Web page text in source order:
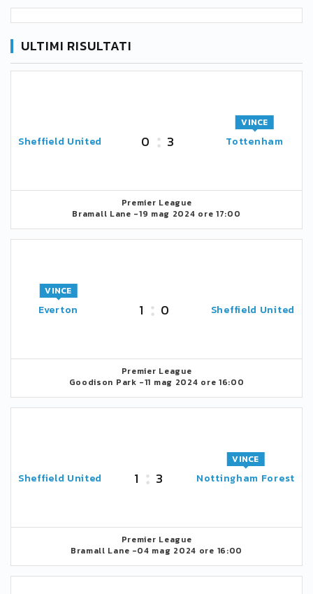
ULTIMI RISULTATI
Sheffield United 0 3 Tottenham
VINCE
Premier League
Bramall Lane -19 mag 2024 ore 17:00
Everton
VINCE
1 0 Sheffield United
Premier League
Goodison Park -11 mag 2024 ore 16:00
Sheffield United 1 3 Nottingham Forest
VINCE
Premier League
Bramall Lane -04 mag 2024 ore 16:00